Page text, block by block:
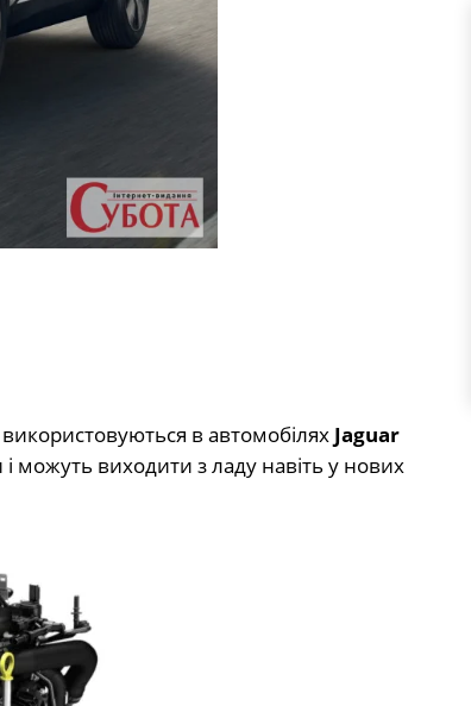
в автомобілях Jaguar
можуть виходити з ладу навіть у нових